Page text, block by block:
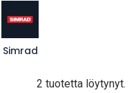
Simrad
2 tuotetta löytynyt.